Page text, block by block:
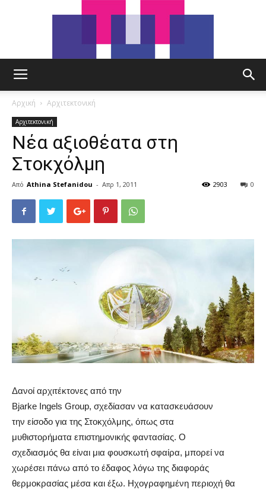
Αρχική Αρχιτεκτονική
Αρχιτεκτονική
Νέα αξιοθέατα στη
Στοκχόλμη
Από Athina Stefanidou - Απρ 1, 2011 0
2903
Δανοί αρχιτέκτονες από την
Bjarke Ingels Group, σχεδίασαν να κατασκευάσουν
την είσοδο για της Στοκχόλμης, όπως στα
μυθιστορήματα επιστημονικής φαντασίας. Ο
σχεδιασμός θα είναι μια φουσκωτή σφαίρα, μπορεί να
χωρέσει πάνω από το έδαφος λόγω της διαφοράς
θερμοκρασίας μέσα και έξω. Ηχογραφημένη περιοχή θα